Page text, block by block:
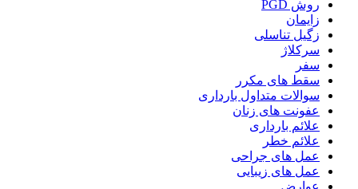
روش PGD
زایمان
زگیل تناسلی
سرکلاژ
سفر
سقط های مکرر
سوالات متداول بارداری
عفونت های زنان
علائم بارداری
علائم خطر
عمل های جراحی
عمل های زیبایی
عوارض